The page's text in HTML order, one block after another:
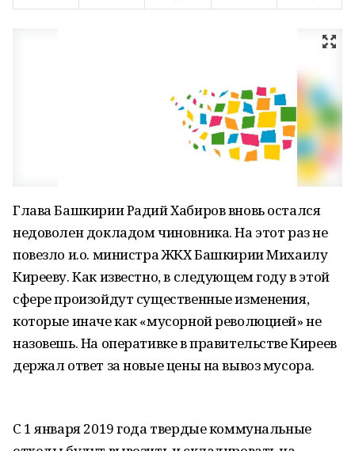
Глава Башкирии Радий Хабиров вновь остался
недоволен докладом чиновника. На этот раз не
повезло и.о. министра ЖКХ Башкирии Михаилу
Кирееву. Как известно, в следующем году в этой
сфере произойдут существенные изменения,
которые иначе как «мусорной революцией» не
назовешь. На оперативке в правительстве Киреев
держал ответ за новые цены на вывоз мусора.
С 1 января 2019 года твердые коммунальные